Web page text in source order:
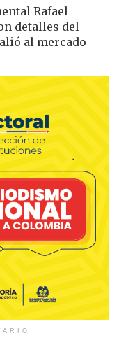
Rafael
detalles del
al mercado